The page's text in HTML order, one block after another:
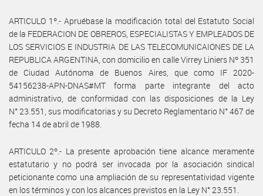
ARTICULO 1º.- Apruébase la modificación total del Estatuto Social
de la FEDERACION DE OBREROS, ESPECIALISTAS Y EMPLEADOS DE
LOS SERVICIOS E INDUSTRIA DE LAS TELECOMUNICAIONES DE LA
REPUBLICA ARGENTINA, con domicilio en calle Virrey Liniers Nº 351
de Ciudad Autónoma de Buenos Aires, que como IF 2020-
54156238-APN-DNAS#MT forma parte integrante del acto
administrativo, de conformidad con las disposiciones de la Ley
N° 23.551, sus modificatorias y su Decreto Reglamentario N° 467 de
fecha 14 de abril de 1988.
ARTICULO 2º.- La presente aprobación tiene alcance meramente
estatutario y no podrá ser invocada por la asociación sindical
peticionante como una ampliación de su representatividad vigente
en los términos y con los alcances previstos en la Ley N° 23.551.